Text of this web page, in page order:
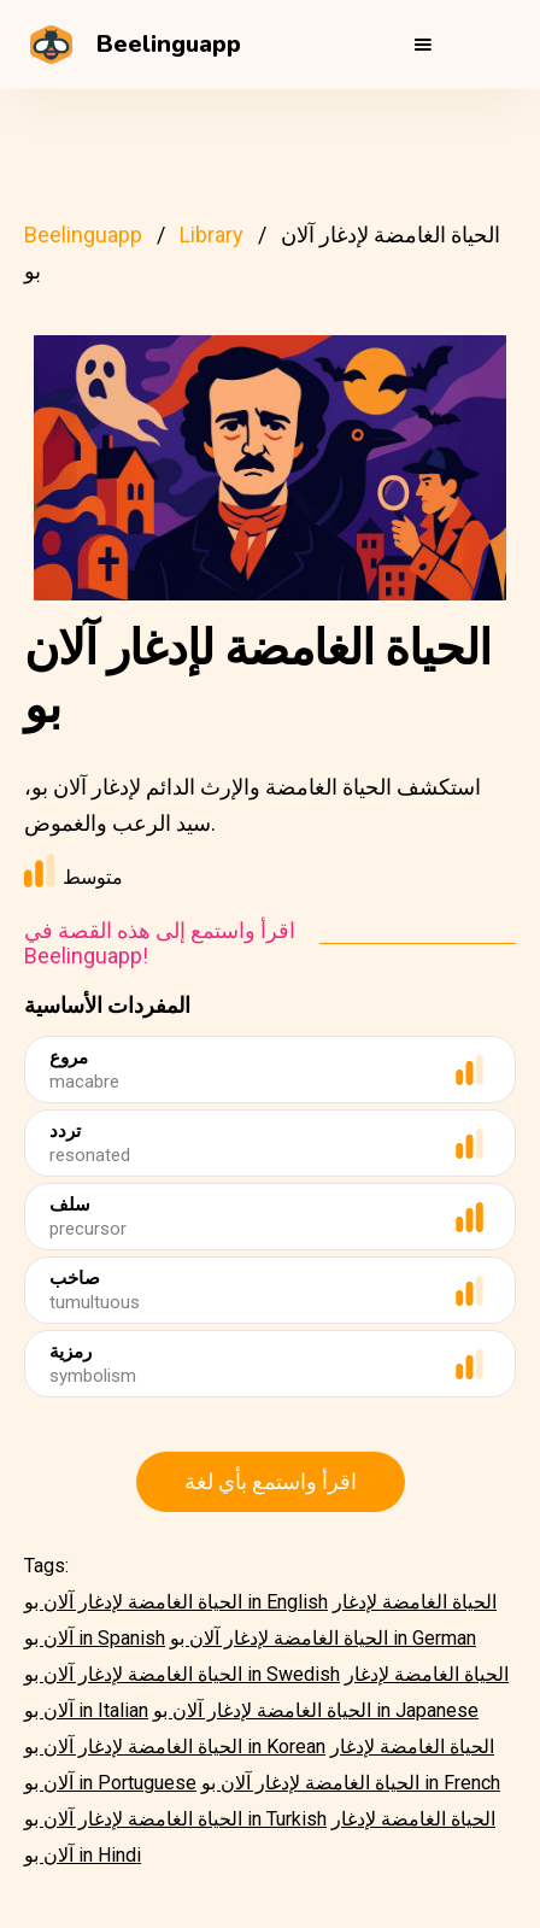
Beelinguapp
Beelinguapp Library
الحياة الغامضة لإدغار آلان
بو
المفردات الأساسية
مروع
macabre
تردد
resonated
سلف
precursor
صاخب
tumultuous
رمزية
symbolism
الحياة الغامضة لإدغار آلان
بو
استكشف الحياة الغامضة والإرث الدائم لإدغار آلان بو،
سيد الرعب والغموض.
متوسط
اقرأ واستمع إلى هذه القصة في
Beelinguapp!
اقرأ واستمع بأي لغة
Tags:
الحياة الغامضة لإدغار آلان بو in English الحياة الغامضة لإدغار
آلان بو in Spanish
الحياة الغامضة لإدغار آلان بو in German
الحياة الغامضة لإدغار آلان بو in Swedish الحياة الغامضة لإدغار
آلان بو in Italian
الحياة الغامضة لإدغار آلان بو in Japanese
الحياة الغامضة لإدغار آلان بو in Korean الحياة الغامضة لإدغار
آلان بو in Portuguese
الحياة الغامضة لإدغار آلان بو in French
الحياة الغامضة لإدغار آلان بو in Turkish الحياة الغامضة لإدغار
آلان بو in Hindi